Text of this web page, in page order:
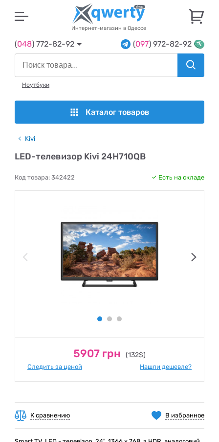
Интернет-магазин в Одессе
(048) 772-82-92 (097) 972-82-92
Ноутбуки
Каталог товаров
Kivi
LED-телевизор Kivi 24H710QB
Код товара: 342422 Есть на складе
5907 грн (132$)
Следить за ценой Нашли дешевле?
В избранное
К сравнению